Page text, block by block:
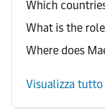
Which
What is the
Where does
Visualizza tutto